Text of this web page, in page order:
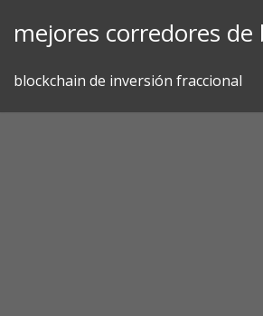
mejores corredores de
blockchain de inversión fraccional